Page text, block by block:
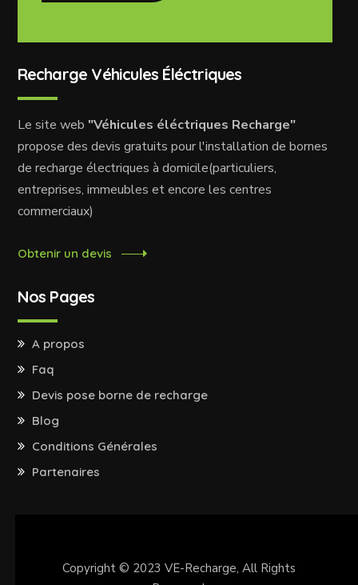
Recharge Véhicules Éléctriques
Le site web "Véhicules éléctriques Recharge"
propose des devis gratuits pour l'installation de bornes
de recharge électriques à domicile(particuliers,
entreprises, immeubles et encore les centres
commerciaux)
Obtenir un devis
Nos Pages
A propos
Faq
Devis pose borne de recharge
Blog
Conditions Générales
Partenaires
Copyright © 2023 VE-Recharge, All Rights